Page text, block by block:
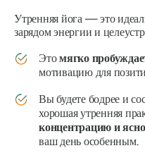
Утренняя йога — это
зарядом энергии и
Этомягко
мотивацию для
Вы будете бодрее и
хорошая утренняя
концентрацию и
ваш день особенным.